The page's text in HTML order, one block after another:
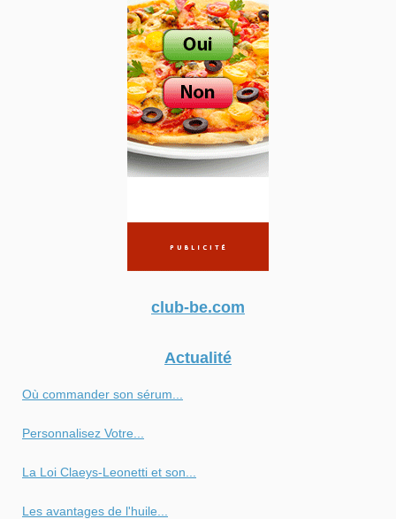
club-be.com
Actualité
Où commander son sérum...
Personnalisez Votre...
La Loi Claeys-Leonetti et son...
Les avantages de l'huile...